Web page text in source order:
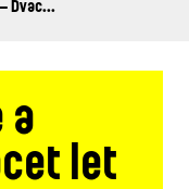
Dvac...
a
let